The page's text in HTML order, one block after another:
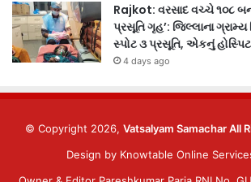
Rajkot: વરસાદ વચ્ચે ૧૦૮
પ્રસૂતિ ગૃહ’: જિલ્લાના
સ્પોટ ૩ પ્રસૂતિ, એકનું
4 days ago
© Copyright 2026, Vatsalyam Samachar All
Design by Knowtable Online